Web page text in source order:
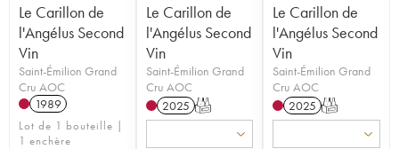
Le Carillon de
l'Angélus Second
Vin
Saint-Émilion Grand
Cru AOC
1989
Lot de 1 bouteille |
1 enchère
Le Carillon de
l'Angélus Second
Vin
Saint-Émilion Grand
Cru AOC
2025 T
Le Carillon de
l'Angélus Second
Vin
Saint-Émilion Grand
Cru AOC
2025 T